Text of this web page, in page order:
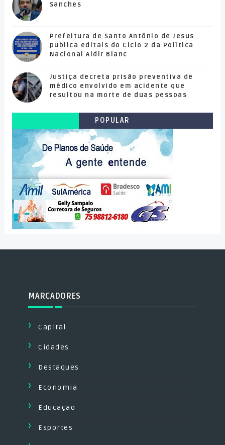
Sanches
Prefeitura de Santo Antônio de Jesus
publica editais do Ciclo 2 da Política
Nacional Aldir Blanc
Justiça decreta prisão preventiva de
médico envolvido em acidente que
resultou na morte de duas pessoas
POPULAR
MARCADORES
Capital
Cidades
Destaques
Economia
Educação
Esportes